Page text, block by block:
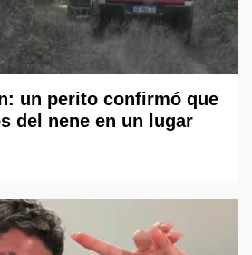
un perito confirmó que
del nene en un lugar